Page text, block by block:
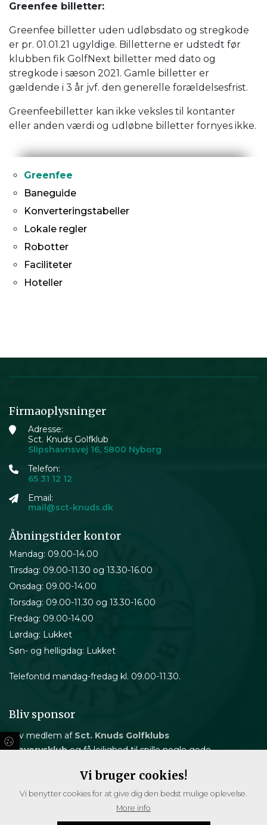
Greenfee billetter:
Greenfee billetter uden udløbsdato og stregkode
er pr. 01.01.21 ugyldige. Billetterne er udstedt før
klubben fik GolfNext billetter med dato og
stregkode i sæson 2021. Gamle billetter er
gældende i 3 år jvf. den generelle forældelsesfrist.
Greenfeebilletter kan ikke veksles til kontanter
eller anden værdi og udløbne billetter fornyes ikke.
Primær
navigation
Greenfee
Baneguide
Konverteringstabeller
Lokale regler
Robotter
Faciliteter
Hoteller
Firmaoplysninger
Adresse:
Sct. Knuds Golfklub
Slipshavnsvej 16, 5800 Nyborg
Telefon:
65 31 12 12
Email:
mail@sct-knuds.dk
Åbningstider kontor
Mandag: 09.00-14.00
Tirsdag: 09.00-11.30 og 13.30-16.00
Onsdag: 09.00-14.00
Torsdag: 09.00-11.30 og 13.30-16.00
Fredag: 09.00-14.00
Lørdag: Lukket
Søn- og helligdag: Lukket
Telefontid mandag-fredag kl. 09.00-11.30.
Bliv sponsor
Bliv medlem af Sct. Knuds Golfklubs
Erhvervsklubog få lejlighed til spille nogle gode
Følg golfscores live:
Vi bruger cookies!
Vi benytter cookies for at give dig den bedst mulige oplevelse.
More info